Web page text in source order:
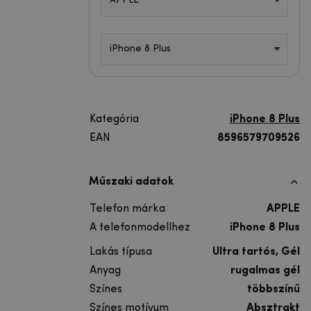
iPhone 8 Plus
Kategória
iPhone 8 Plus
EAN
8596579709526
Műszaki adatok
Telefon márka
APPLE
A telefonmodellhez
iPhone 8 Plus
Lakás típusa
Ultra tartós, Gél
Anyag
rugalmas gél
Színes
többszínű
Színes motívum
Absztrakt